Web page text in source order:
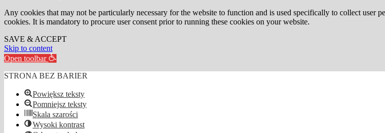
Any cookies that may not be particularly necessary for the website to function and is used specifically to collect user
cookies. It is mandatory to procure user consent prior to running these cookies on your website.
SAVE & ACCEPT
Skip to content
Open toolbar
STRONA BEZ BARIER
Powiększ teksty
Pomniejsz teksty
Skala szarości
Wysoki kontrast